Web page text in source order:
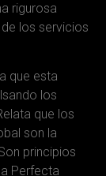
rigurosa
los servicios
que esta
los
que los
son la
principios
Perfecta